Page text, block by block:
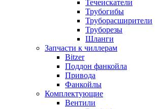
Течеискатели
Трубогибы
Труборасширители
Труборезы
Шланги
Запчасти к чиллерам
Bitzer
Поддон фанкойла
Привода
Фанкойлы
Комплектующие
Вентили